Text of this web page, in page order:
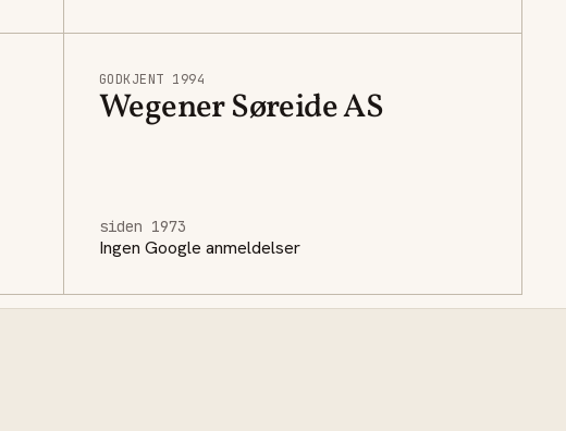
GODKJENT 1994
Wegener Søreide AS
siden 1973
Ingen Google anmeldelser